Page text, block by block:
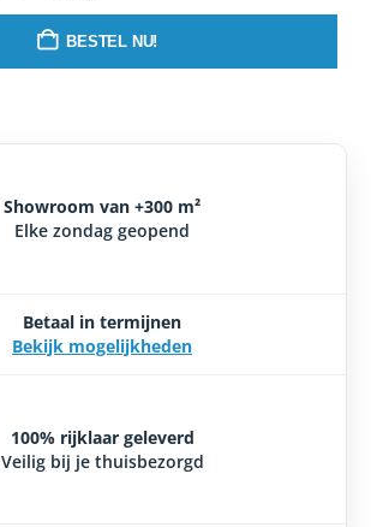
BESTEL NU!
Showroom van +300 m²
Elke zondag geopend
Betaal in termijnen
Bekijk mogelijkheden
100% rijklaar geleverd
Veilig bij je thuisbezorgd